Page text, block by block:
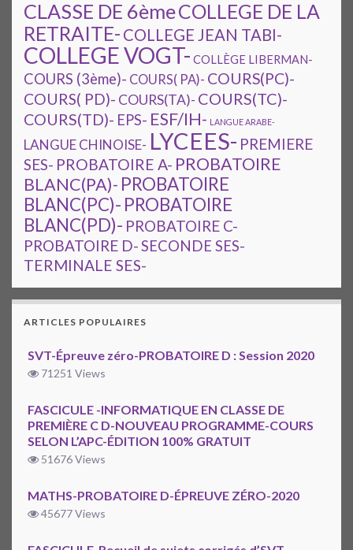
CLASSE DE 6èmeCOLLEGE DE LA
RETRAITE- COLLEGE JEAN TABI-
COLLEGE VOGT- COLLÈGE LIBERMAN-
COURS (3ème)- COURS( PA)- COURS(PC)-
COURS( PD)- COURS(TA)- COURS(TC)-
COURS(TD)- EPS- ESF/IH- LANGUE ARABE-
LANGUE CHINOISE- LYCEES- PREMIERE
SES- PROBATOIRE A- PROBATOIRE
BLANC(PA)- PROBATOIRE
BLANC(PC)- PROBATOIRE
BLANC(PD)- PROBATOIRE C-
PROBATOIRE D-SECONDE SES-
TERMINALE SES-
ARTICLES POPULAIRES
SVT-Épreuve zéro-PROBATOIRE D : Session 2020
71251 Views
FASCICULE -INFORMATIQUE EN CLASSE DE
PREMIÈRE C D-NOUVEAU PROGRAMME-COURS
SELON L’APC-ÉDITION 100% GRATUIT
51676 Views
MATHS-PROBATOIRE D-ÉPREUVE ZÉRO-2020
45677 Views